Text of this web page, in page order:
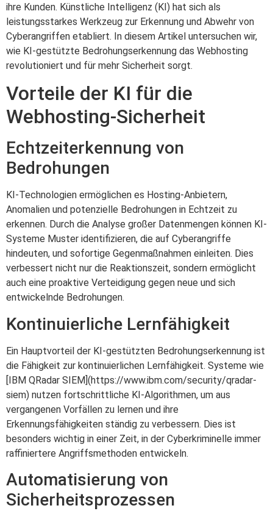
ihre Kunden. Künstliche Intelligenz (KI) hat sich als
leistungsstarkes Werkzeug zur Erkennung und Abwehr von
Cyberangriffen etabliert. In diesem Artikel untersuchen wir,
wie KI-gestützte Bedrohungserkennung das Webhosting
revolutioniert und für mehr Sicherheit sorgt.
Vorteile der KI für die
Webhosting-Sicherheit
Echtzeiterkennung von
Bedrohungen
KI-Technologien ermöglichen es Hosting-Anbietern,
Anomalien und potenzielle Bedrohungen in Echtzeit zu
erkennen. Durch die Analyse großer Datenmengen können KI-
Systeme Muster identifizieren, die auf Cyberangriffe
hindeuten, und sofortige Gegenmaßnahmen einleiten. Dies
verbessert nicht nur die Reaktionszeit, sondern ermöglicht
auch eine proaktive Verteidigung gegen neue und sich
entwickelnde Bedrohungen.
Kontinuierliche Lernfähigkeit
Ein Hauptvorteil der KI-gestützten Bedrohungserkennung ist
die Fähigkeit zur kontinuierlichen Lernfähigkeit. Systeme wie
[IBM QRadar SIEM](https://www.ibm.com/security/qradar-
siem) nutzen fortschrittliche KI-Algorithmen, um aus
vergangenen Vorfällen zu lernen und ihre
Erkennungsfähigkeiten ständig zu verbessern. Dies ist
besonders wichtig in einer Zeit, in der Cyberkriminelle immer
raffiniertere Angriffsmethoden entwickeln.
Automatisierung von
Sicherheitsprozessen